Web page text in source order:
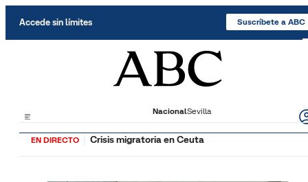
Accede sin límites Suscríbete a ABC
NacionalSevilla
EN DIRECTO Crisis migratoria en Ceuta